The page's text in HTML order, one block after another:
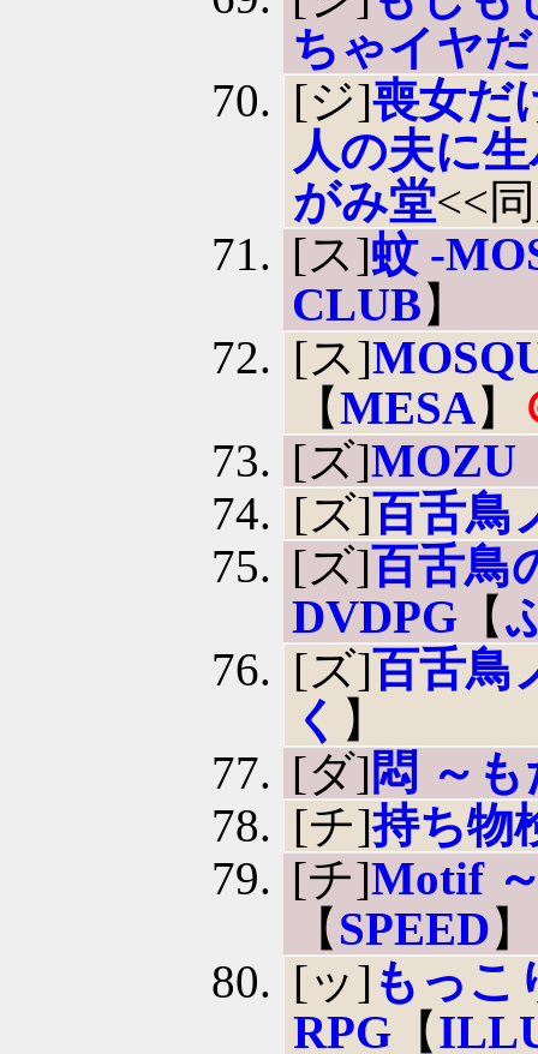
ちゃイヤ
[ジ]喪女だ
人の夫に
がみ堂<<
[ス]蚊 -
CLUB】
[ス]
【MESA】
[ズ]MOZU
[ズ]百舌鳥
[ズ]百舌鳥
DVDPG 【
[ズ]百舌鳥
く 】
[ダ] 悶 ～
[チ]持ち物
[チ]Motif
【SPEED】
[ッ] もっこ
RPG 【